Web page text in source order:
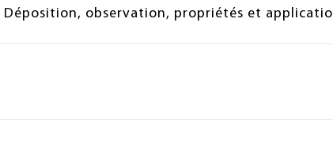
Déposition, observation, propriétés et